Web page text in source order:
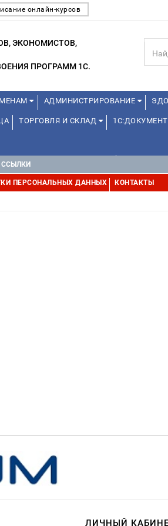
онлайн-курсов
ЭКОНОМИСТОВ,
ПРОГРАММ 1С.
АДМИНИСТРИРОВАНИЕ ЭДО
ТОРГОВЛЯ И СКЛАД
ШКОЛЬНЫХ КУРСОВ
ПРОБЫ) 4-6 ЧАСОВ ОТ 12
ССЫЛКИ
ПЕРСОНАЛЬНЫХ ДАННЫХ КОНТАКТЫ
ЛИЧНЫЙ